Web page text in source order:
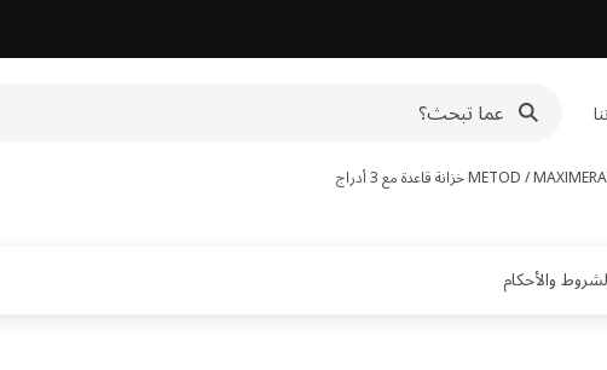
METOD / MAXIMERAخزانة قاعدة مع 3 أدراج